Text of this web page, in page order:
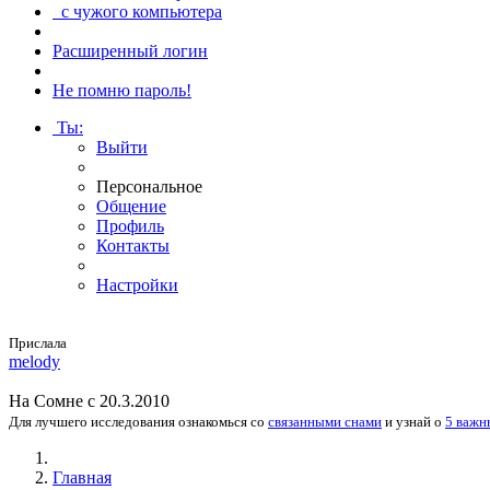
с чужого компьютера
Расширенный логин
Не помню пароль!
Ты:
Выйти
Персональное
Общение
Профиль
Контакты
Настройки
Прислала
melody
На Сомне с 20.3.2010
Для лучшего исследования ознакомься со связанными снами и узнай о 5
Главная